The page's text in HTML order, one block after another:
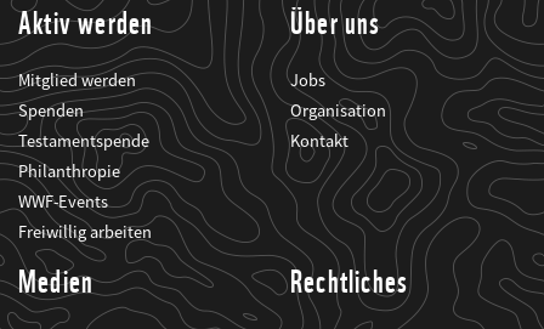
Aktiv werden
Mitglied werden
Spenden
Testamentspende
Philanthropie
WWF-Events
Freiwillig arbeiten
Über uns
Jobs
Organisation
Kontakt
Medien Rechtliches